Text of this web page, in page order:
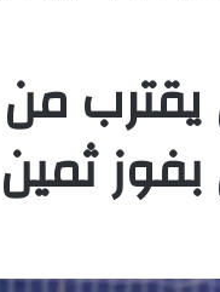
يقترب